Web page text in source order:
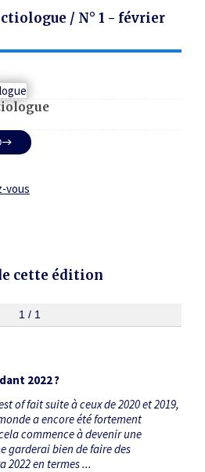
/ N° 1 - février
vous
cette édition
1 / 1
2022 ?
of fait suite à ceux de 2020 et 2019,
a encore été fortement
commence à devenir une
garderai bien de faire des
2022 en termes ...